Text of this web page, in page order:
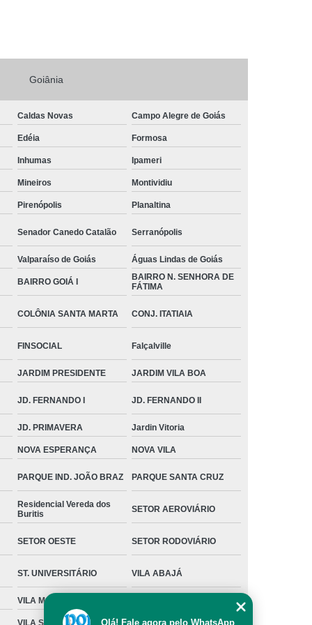
Goiânia
Caldas Novas Campo Alegre de Goiás
Edéia Formosa
Inhumas Ipameri
Mineiros Montividiu
Pirenópolis Planaltina
Senador Canedo Catalão Serranópolis
Valparaíso de Goiás Águas Lindas de Goiás
BAIRRO GOIÁ I
BAIRRO N. SENHORA DE
FÁTIMA
COLÔNIA SANTA MARTA CONJ. ITATIAIA
FINSOCIAL Falçalville
JARDIM PRESIDENTE JARDIM VILA BOA
JD. FERNANDO I JD. FERNANDO II
JD. PRIMAVERA Jardin Vitoria
NOVA ESPERANÇA NOVA VILA
PARQUE IND. JOÃO BRAZ PARQUE SANTA CRUZ
Residencial Vereda dos
Buritis
SETOR AEROVIÁRIO
SETOR OESTE SETOR RODOVIÁRIO
ST. UNIVERSITÁRIO VILA ABAJÁ
VILA MORAES
VILA SANTA ISABEL Olá! Fale agora pelo WhatsApp